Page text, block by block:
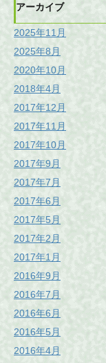
アーカイブ
2025年11月
2025年8月
2020年10月
2018年4月
2017年12月
2017年11月
2017年10月
2017年9月
2017年7月
2017年6月
2017年5月
2017年2月
2017年1月
2016年9月
2016年7月
2016年6月
2016年5月
2016年4月